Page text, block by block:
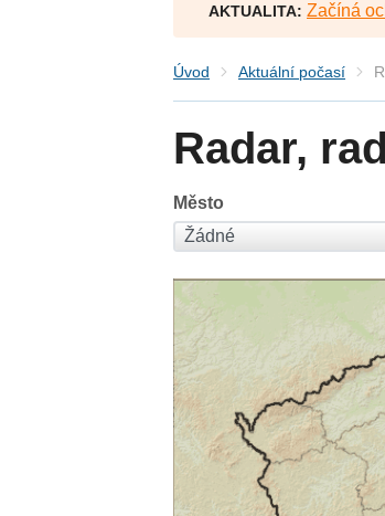
AKTUALITA: Začíná
Úvod Aktuální počasí
Radar,
Město